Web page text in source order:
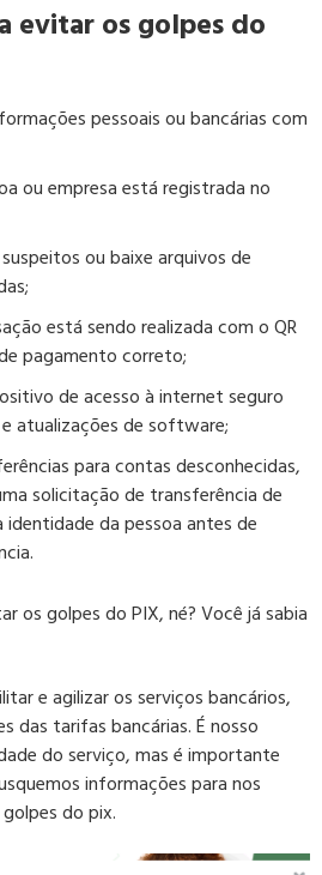
evitar os golpes do
pessoais ou bancárias com
ou empresa está registrada no
ou baixe arquivos de
está sendo realizada com o QR
pagamento correto;
de acesso à internet seguro
atualizações de software;
para contas desconhecidas,
solicitação de transferência de
da pessoa antes de
os golpes do PIX, né? Você já sabia
e agilizar os serviços bancários,
das tarifas bancárias. É nosso
do serviço, mas é importante
informações para nos
do pix.